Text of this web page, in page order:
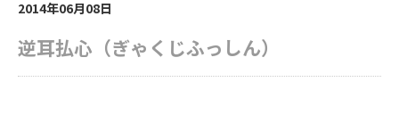
2014年06月08日
逆耳払心（ぎゃくじふっしん）